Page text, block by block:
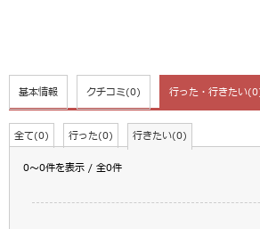
基本情報 クチコミ(0) 行った・行きたい
全て(0) 行った(0) 行きたい(0)
0～0件を表示 / 全0件